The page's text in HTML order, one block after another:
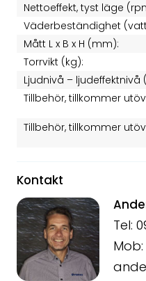
Nettoeffekt, tyst läge
Väderbeständighet
Mått L x B x H (mm):
Torrvikt (kg):
Ljudnivå – ljudeffektnivå
Tillbehör, tillkommer
Tillbehör, tillkommer
Kontakt
Tel:
Mob: